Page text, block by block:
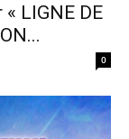
« LIGNE DE
0